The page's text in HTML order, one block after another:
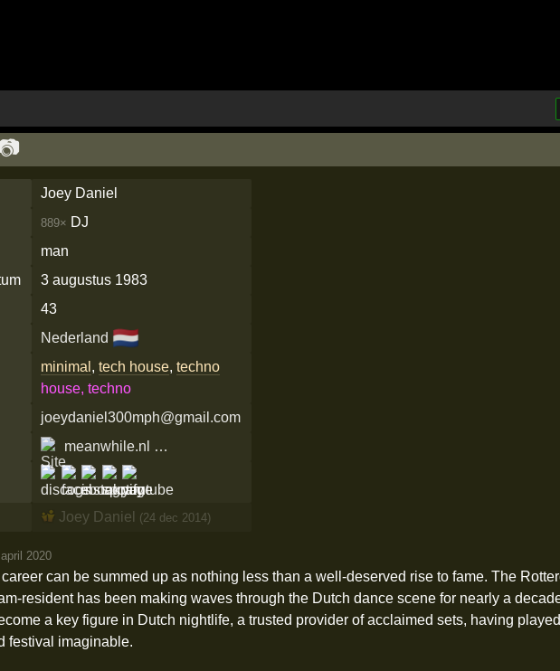
📷
Joey Daniel
889× DJ
man
3 augustus 1983
43
Nederland 🇳🇱
minimal ,tech house,techno
house, techno
joeydaniel300mph@gmail.com
meanwhile.nl …
Joey Daniel (24 dec 2014)
2020
can be summed up as nothing less than a well-deserved rise to fame. The
resident has been making waves through the Dutch dance scene for nearly a
a key figure in Dutch nightlife, a trusted provider of acclaimed sets, having
festival imaginable.